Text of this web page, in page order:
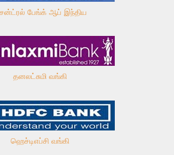
பேங்க் ஆப் இந்திய
தனலட்சுமி வங்கி
ஹெச்டிஎப்சி வங்கி